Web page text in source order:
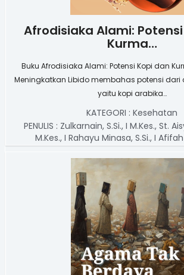
Afrodisiaka Alami:
Kurma…
Buku Afrodisiaka Alami: Potensi Kopi dan
Meningkatkan Libido membahas potensi
yaitu kopi arabika…
KATEGORI : Kesehatan
PENULIS : Zulkarnain, S.Si., I M.Kes., St.
M.Kes., I Rahayu Minasa, S.Si., I